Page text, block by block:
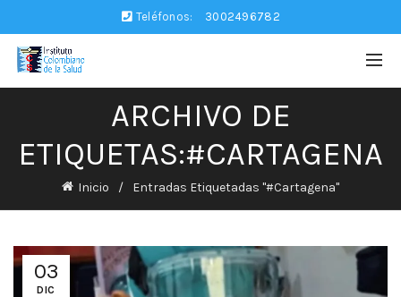
Teléfonos: 3002496782
ARCHIVO DE
ETIQUETAS:#CARTAGENA
Inicio Entradas Etiquetadas "#Cartagena"
03
DIC